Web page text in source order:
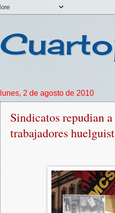
lunes, 2 de agosto de 2010
Sindicatos repudian
trabajadores